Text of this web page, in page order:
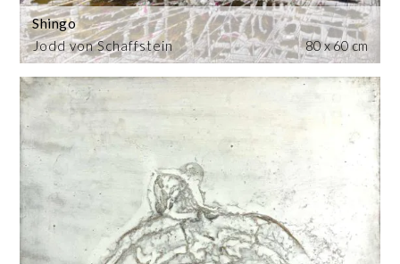
Jodd von Schaffstein
Shingo
80 x 60 cm